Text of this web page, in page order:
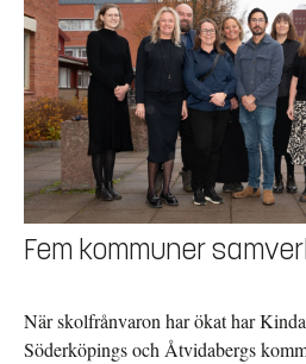
Fem kommuner
När skolfrånvaron har ökat har
Söderköpings och Åtvidabergs